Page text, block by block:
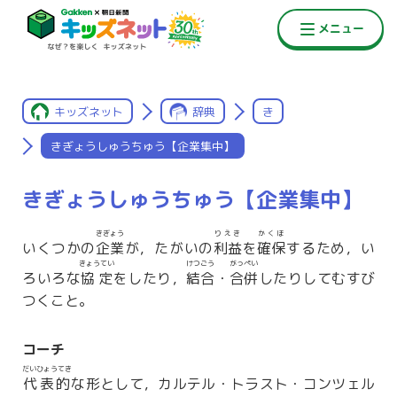
キッズネット 辞典 き
きぎょうしゅうちゅう【企業集中】
きぎょうしゅうちゅう【企業集中】
いくつかの企業
きぎょう
が，たがいの利益
りえき
を確保
かくほ
するため，い
ろいろな協定
きょうてい
をしたり， 結合
けつごう
・ 合併
がっぺい
したりしてむすび
つくこと。
コーチ
代表的
だいひょうてき
な形として，カルテル・トラスト・コンツェル